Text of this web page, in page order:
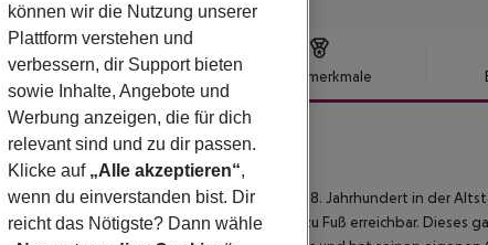
Hotelbeschreibung Hotelmerkmale
Urbano
Designhotel in einem Palast aus dem 18. Jahrhundert in der
und das Nachtleben sind bequem zu Fuß erreichbar. Dieses
können wir die Nutzung unserer
Plattform verstehen und
verbessern, dir Support bieten
sowie Inhalte, Angebote und
Werbung anzeigen, die für dich
relevant sind und zu dir passen.
Klicke auf „Alle akzeptieren“,
wenn du einverstanden bist. Dir
reicht das Nötigste? Dann wähle